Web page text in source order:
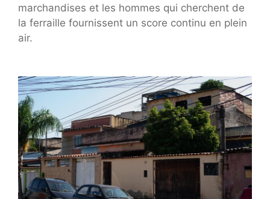
marchandises et les hommes qui cherchent de
la ferraille fournissent un score continu en plein
air.